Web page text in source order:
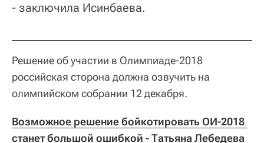
- заключила Исинбаева.
Решение об участии в Олимпиаде-2018
российская сторона должна озвучить на
олимпийском собрании 12 декабря.
Возможное решение бойкотировать ОИ-2018
станет большой ошибкой - Татьяна Лебедева